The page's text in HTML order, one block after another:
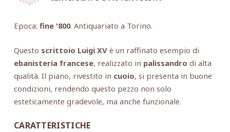
Epoca: fine '800. Antiquariato a Torino.
Questo scrittoio Luigi XVè un raffinato esempio di
ebanisteria francese, realizzato in palissandro di alta
qualità. Il piano, rivestito in cuoio, si presenta in buone
condizioni, rendendo questo pezzo non solo
esteticamente gradevole, ma anche funzionale.
CARATTERISTICHE